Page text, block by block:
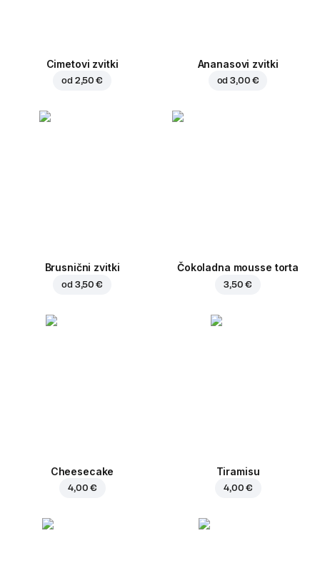
Cimetovi zvitki
od 2,50 €
Ananasovi zvitki
od3,00 €
Brusnični zvitki
od 3,50 €
Čokoladna mousse torta
3,50 €
Cheesecake
4,00 €
Tiramisu
4,00 €